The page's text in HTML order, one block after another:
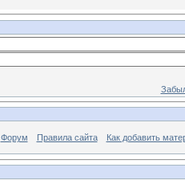
Форум Правила сайта Как добавить